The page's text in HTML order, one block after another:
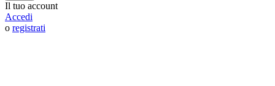
Il tuo account
Accedi
o registrati